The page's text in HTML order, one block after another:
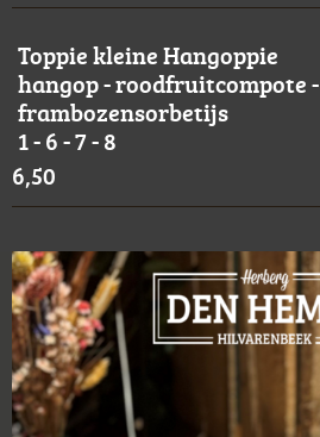
Toppie kleine Hangoppie
hangop - roodfruitcompote -
frambozensorbetijs
1 - 6 - 7 - 8
6,50